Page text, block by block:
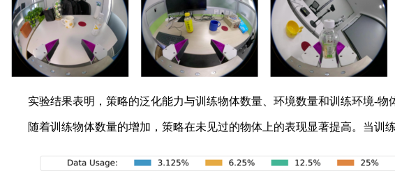
实验结果表明，策略的泛化能力与训练物体数量、环境数量和训练环境-物
随着训练物体数量的增加，策略在未见过的物体上的表现显著提高。当训练